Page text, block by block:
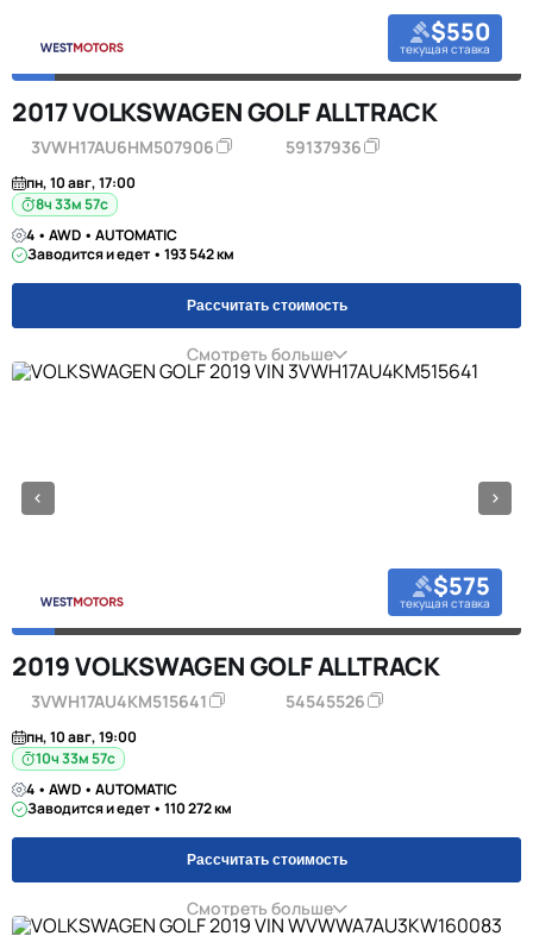
$550
текущая ставка
2017 VOLKSWAGEN GOLF ALLTRACK
3VWH17AU6HM507906 59137936
пн, 10 авг, 17:00
8ч 33м 57с
4 • AWD • AUTOMATIC
Заводится и едет • 193 542 км
Рассчитать стоимость
Смотреть больше
$575
текущая ставка
2019 VOLKSWAGEN GOLF ALLTRACK
3VWH17AU4KM515641 54545526
пн, 10 авг, 19:00
10ч 33м 57с
4 • AWD • AUTOMATIC
Заводится и едет • 110 272 км
Рассчитать стоимость
Смотреть больше